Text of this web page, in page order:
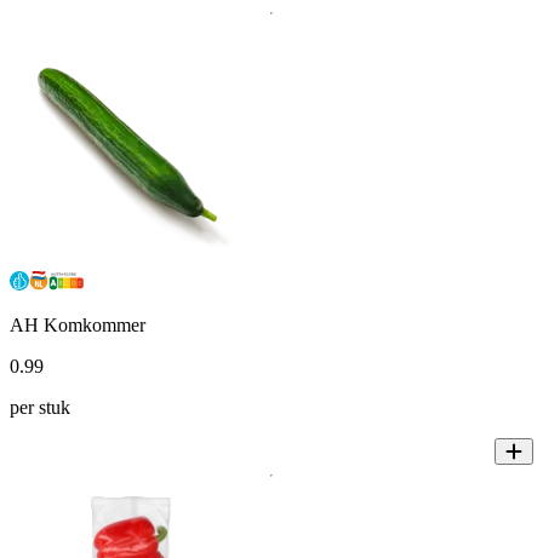
AH Komkommer
0.99
per stuk